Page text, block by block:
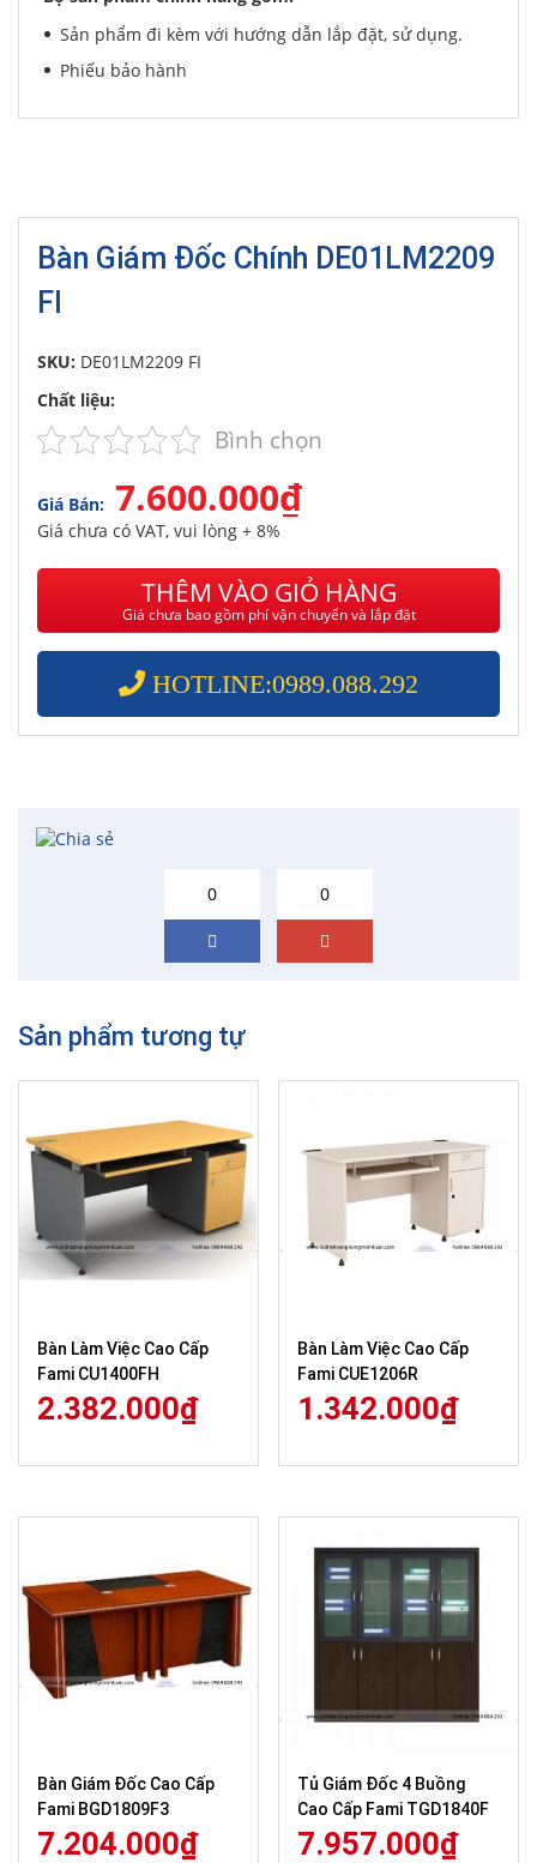
Sản phẩm đi kèm với hướng dẫn lắp đặt, sử dụng.
Phiếu bảo hành
Bàn Giám Đốc Chính DE01LM2209
FI
SKU: DE01LM2209 FI
Chất liệu:
Bình chọn
Giá Bán: 7.600.000₫
Giá chưa có VAT, vui lòng + 8%
THÊM VÀO GIỎ HÀNG
Giá chưa bao gồm phí vận chuyển và lắp đặt
HOTLINE:0989.088.292
0 0
Sản phẩm tương tự
Bàn Làm Việc Cao Cấp
Fami CU1400FH
2.382.000₫
Bàn Làm Việc Cao Cấp
Fami CUE1206R
1.342.000₫
Bàn Giám Đốc Cao Cấp
Fami BGD1809F3
7.204.000₫
Tủ Giám Đốc 4 Buồng
Cao Cấp Fami TGD1840F
7.957.000₫